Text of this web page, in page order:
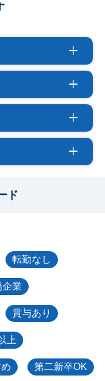
ド
転勤なし
企業
賞与あり
上
第二新卒OK